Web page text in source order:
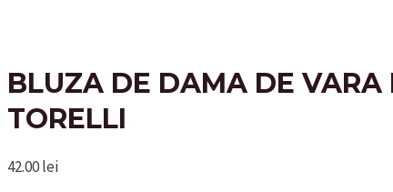
BLUZA DE DAMA DE VARA
TORELLI
42.00lei